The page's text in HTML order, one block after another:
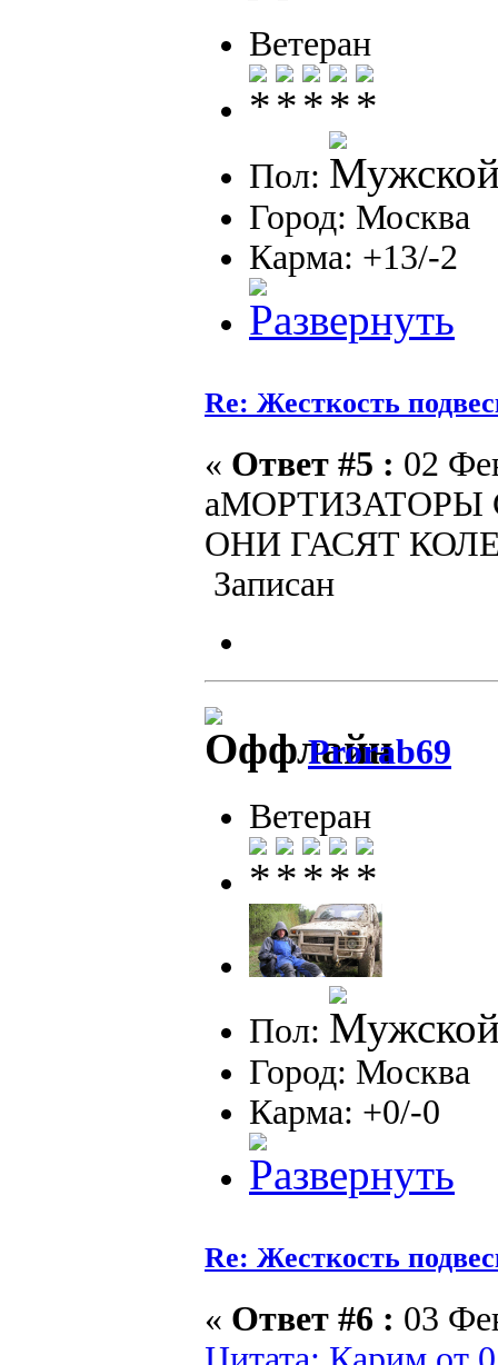
Ветеран
Пол:
Город: Москва
Карма: +13/-2
Re: Жесткость
« Ответ #5 : 02
ОНИ ГАСЯТ
Записан
Prorab69
Ветеран
Пол:
Город: Москва
Карма: +0/-0
Re: Жесткость
« Ответ #6 : 03